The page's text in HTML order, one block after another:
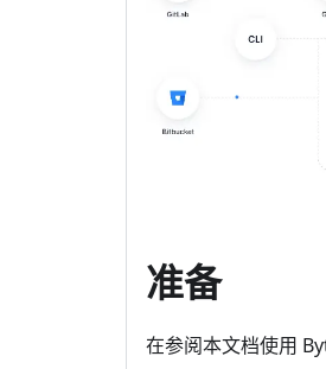
准备
在参阅本文档使用